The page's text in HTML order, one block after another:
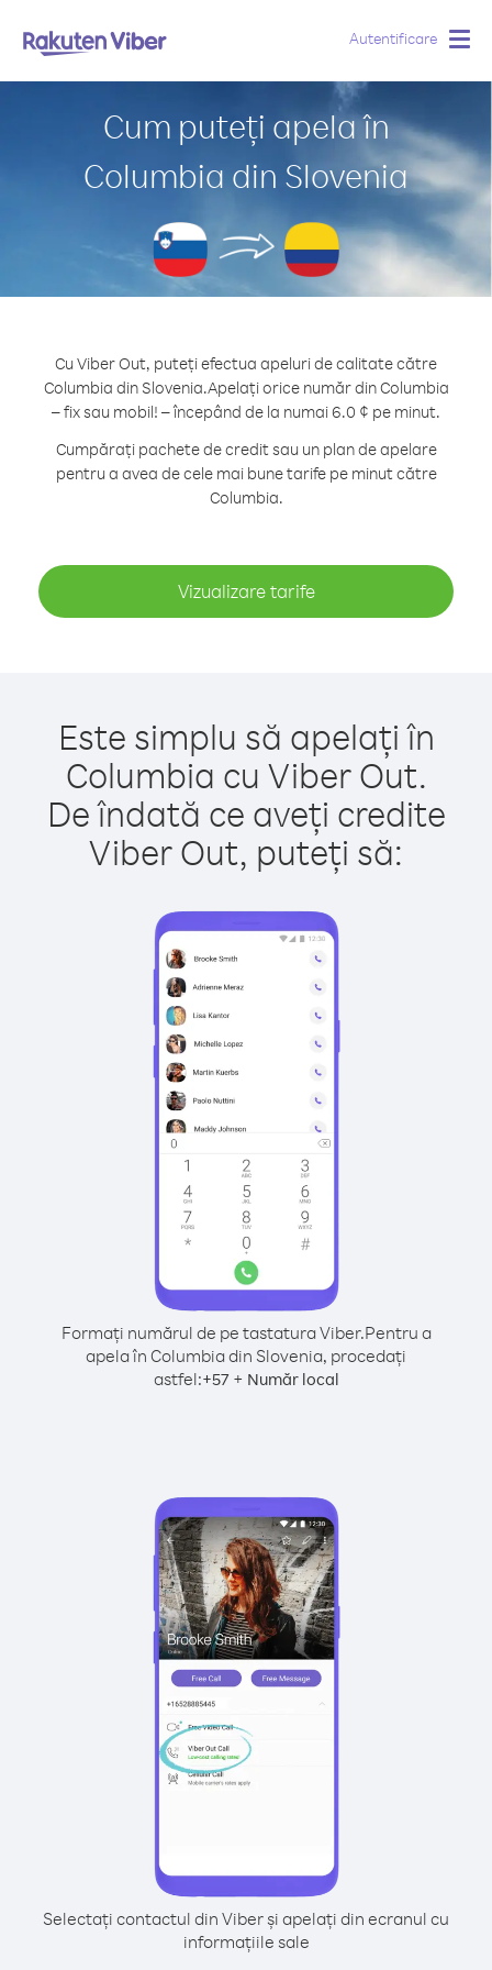
Autentificare
Cum puteți apela în
Columbia din Slovenia
Cu Viber Out, puteți efectua apeluri de calitate către
Columbia din Slovenia.Apelați orice număr din Columbia
– fix sau mobil! – începând de la numai 6.0 ¢ pe minut.
Cumpărați pachete de credit sau un plan de apelare
pentru a avea de cele mai bune tarife pe minut către
Columbia.
Vizualizare tarife
Este simplu să apelați în
Columbia cu Viber Out.
De îndată ce aveți credite
Viber Out, puteți să:
Formați numărul de pe tastatura Viber.Pentru a
apela în Columbia din Slovenia, procedați
astfel:+57+ Număr local
Selectați contactul din Viber și apelați din ecranul cu
informațiile sale